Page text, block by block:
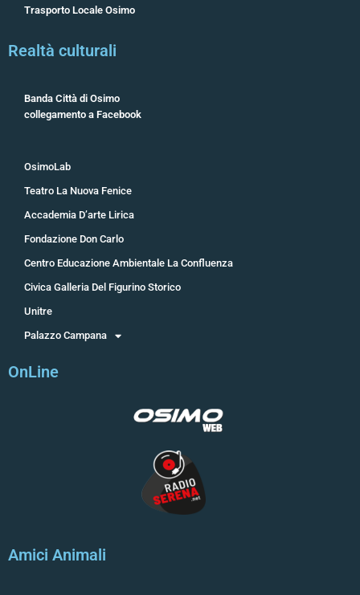
Trasporto Locale Osimo
Realtà culturali
Banda Città di Osimo
collegamento a Facebook
OsimoLab
Teatro La Nuova Fenice
Accademia D’arte Lirica
Fondazione Don Carlo
Centro Educazione Ambientale La Confluenza
Civica Galleria Del Figurino Storico
Unitre
Palazzo Campana
OnLine
Amici Animali